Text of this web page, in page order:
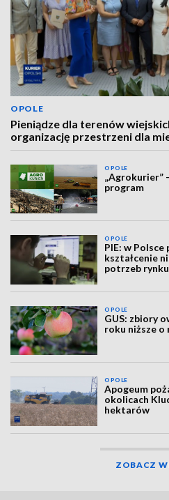
OPOLE
Pieniądze dla terenów
organizację przestrzeni dla
OPOLE
„Agrokurier”
program
OPOLE
PIE: w
kształcenie
potrzeb
OPOLE
GUS: zbiory
roku niższe o
OPOLE
Apogeum
okolicach
hektarów
ZOBACZ